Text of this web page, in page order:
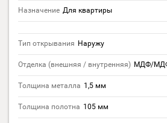
Назначение Для квартиры
Тип открывания Наружу
Отделка (внешняя / внутренняя) МДФ/
Толщина металла 1,5 мм
Толщина полотна 105 мм